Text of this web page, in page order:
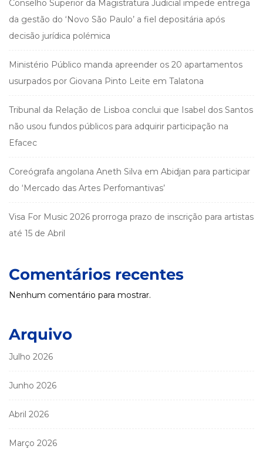
Conselho Superior da Magistratura Judicial impede entrega
da gestão do ‘Novo São Paulo’ a fiel depositária após
decisão jurídica polémica
Ministério Público manda apreender os 20 apartamentos
usurpados por Giovana Pinto Leite em Talatona
Tribunal da Relação de Lisboa conclui que Isabel dos Santos
não usou fundos públicos para adquirir participação na
Efacec
Coreógrafa angolana Aneth Silva em Abidjan para participar
do ‘Mercado das Artes Perfomantivas’
Visa For Music 2026 prorroga prazo de inscrição para artistas
até 15 de Abril
Comentários recentes
Nenhum comentário para mostrar.
Arquivo
Julho 2026
Junho 2026
Abril 2026
Março 2026